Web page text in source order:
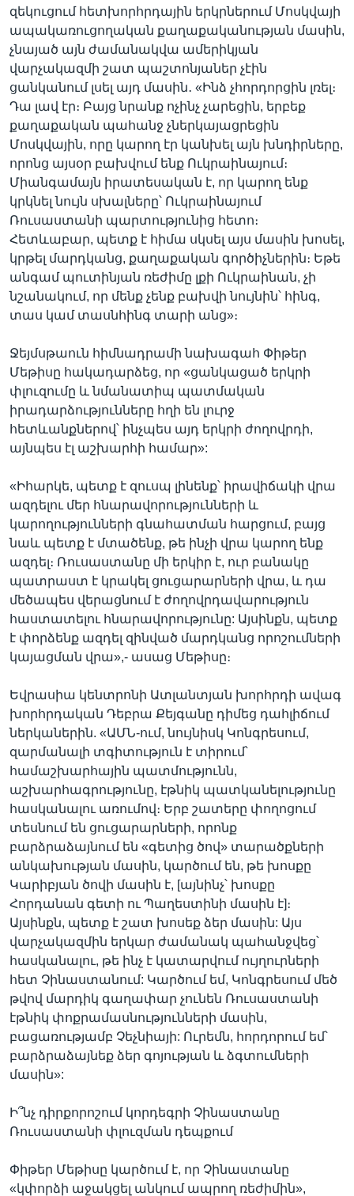
զեկուցում հետխորհրդային երկրներում Մոսկվայի
ապակառուցողական քաղաքականության մասին,
չնայած այն ժամանակվա ամերիկյան
վարչակազմի շատ պաշտոնյաներ չէին
ցանկանում լսել այդ մասին․ «Ինձ չհորդորցին լռել։
Դա լավ էր։ Բայց նրանք ոչինչ չարեցին, երբեք
քաղաքական պահանջ չներկայացրեցին
Մոսկվային, որը կարող էր կանխել այն խնդիրները,
որոնց այսօր բախվում ենք Ուկրաինայում։
Միանգամայն իրատեսական է, որ կարող ենք
կրկնել նույն սխալները՝ Ուկրաինայում
Ռուսաստանի պարտությունից հետո։
Հետևաբար, պետք է հիմա սկսել այս մասին խոսել,
կրթել մարդկանց, քաղաքական գործիչներին։ Եթե
անգամ պուտինյան ռեժիմը լքի Ուկրաինան, չի
նշանակում, որ մենք չենք բախվի նույնին՝ հինգ,
տաս կամ տասնհինգ տարի անց»։
Ջեյմսթաուն հիմնադրամի նախագահ Փիթեր
Մեթիսը հակադարձեց, որ «ցանկացած երկրի
փլուզումը և նմանատիպ պատմական
իրադարձությունները հղի են լուրջ
հետևանքներով՝ ինչպես այդ երկրի ժողովրդի,
այնպես էլ աշխարհի համար»:
«Իհարկե, պետք է զուսպ լինենք՝ իրավիճակի վրա
ազդելու մեր հնարավորությունների և
կարողությունների գնահատման հարցում, բայց
նաև պետք է մտածենք, թե ինչի վրա կարող ենք
ազդել։ Ռուսաստանը մի երկիր է, ուր բանակը
պատրաստ է կրակել ցուցարարների վրա, և դա
մեծապես վերացնում է ժողովրդավարություն
հաստատելու հնարավորությունը: Այսինքն, պետք
է փորձենք ազդել զինված մարդկանց որոշումների
կայացման վրա»,- ասաց Մեթիսը։
Եվրասիա կենտրոնի Ատլանտյան խորհրդի ավագ
խորհրդական Դեբրա Քեյգանը դիմեց դահլիճում
ներկաներին. «ԱՄՆ-ում, նույնիսկ Կոնգրեսում,
զարմանալի տգիտություն է տիրում՝
համաշխարհային պատմությունն,
աշխարհագրությունը, էթնիկ պատկանելությունը
հասկանալու առումով։ Երբ շատերը փողոցում
տեսնում են ցուցարարների, որոնք
բարձրաձայնում են «գետից ծով» տարածքների
անկախության մասին, կարծում են, թե խոսքը
Կարիբյան ծովի մասին է, [այնինչ՝ խոսքը
Հորդանան գետի ու Պաղեստինի մասին է]։
Այսինքն, պետք է շատ խոսեք ձեր մասին: Այս
վարչակազմին երկար ժամանակ պահանջվեց՝
հասկանալու, թե ինչ է կատարվում ույղուրների
հետ Չինաստանում: Կարծում եմ, Կոնգրեսում մեծ
թվով մարդիկ գաղափար չունեն Ռուսաստանի
էթնիկ փոքրամասնությունների մասին,
բացառությամբ Չեչնիայի: Ուրեմն, հորդորում եմ՝
բարձրաձայնեք ձեր գոյության և ձգտումների
մասին»:
Ի՞նչ դիրքորոշում կորդեգրի Չինաստանը
Ռուսաստանի փլուզման դեպքում
Փիթեր Մեթիսը կարծում է, որ Չինաստանը
«կփորձի աջակցել անկում ապրող ռեժիմին»,